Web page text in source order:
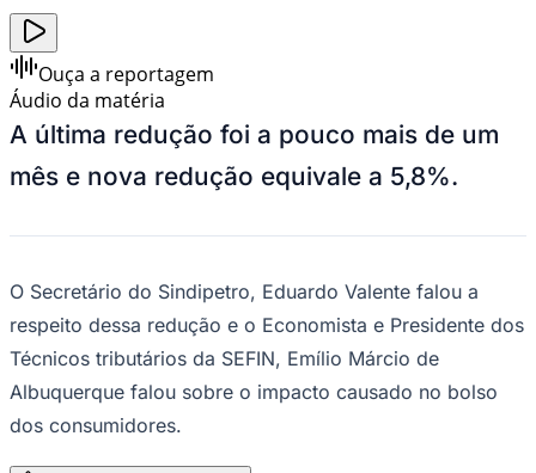
Ouça a reportagem
Áudio da matéria
A última redução foi a pouco mais de um
mês e nova redução equivale a 5,8%.
O Secretário do Sindipetro, Eduardo Valente falou a
respeito dessa redução e o Economista e Presidente dos
Técnicos tributários da SEFIN, Emílio Márcio de
Albuquerque falou sobre o impacto causado no bolso
dos consumidores.